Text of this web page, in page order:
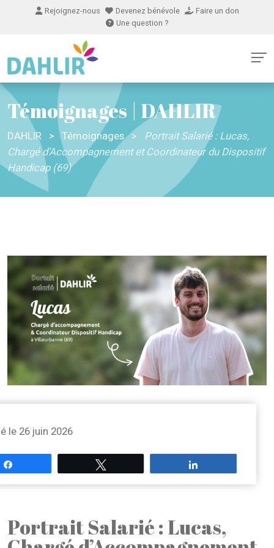
Rejoignez-nous Devenez bénévole
Faire un don
Une question ?
Témoignages | DAHLIR
DAHLIR > Témoignages >
Portrait Salarié : Lucas,
Chargé d’Accompagnement et Coordinateur du Dispositif
Handicap (69)
le 26 juin 2026
Portrait Salarié : Lucas,